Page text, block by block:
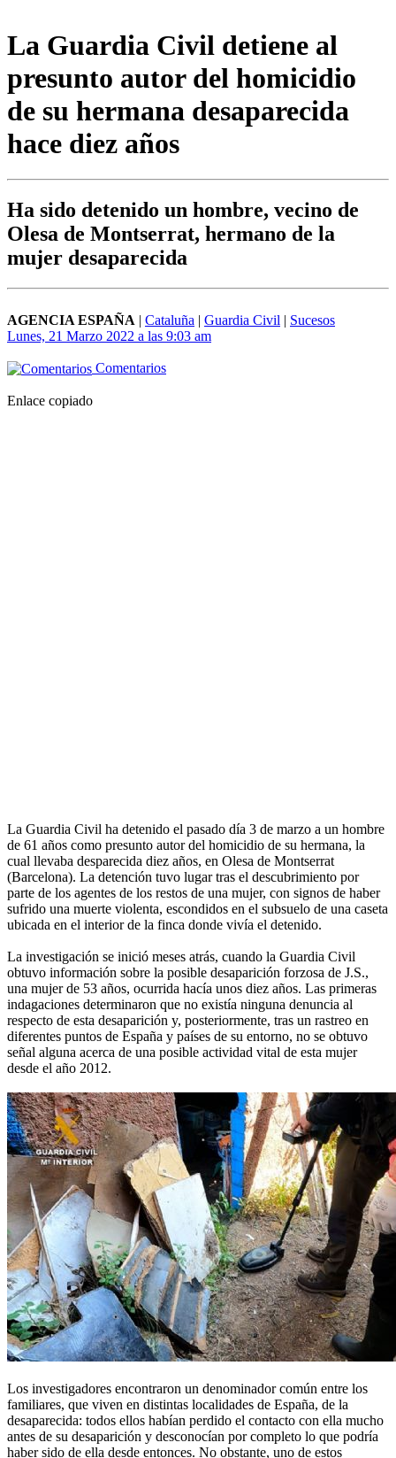
La Guardia Civil detiene al
presunto autor del homicidio
de su hermana desaparecida
hace diez años
Ha sido detenido un hombre, vecino de
Olesa de Montserrat, hermano de la
mujer desaparecida
AGENCIA ESPAÑA | Cataluña | Guardia Civil | Sucesos
Lunes, 21 Marzo 2022 a las 9:03 am
Comentarios
Enlace copiado
La Guardia Civil ha detenido el pasado día 3 de marzo a un hombre
de 61 años como presunto autor del homicidio de su hermana, la
cual llevaba desparecida diez años, en Olesa de Montserrat
(Barcelona). La detención tuvo lugar tras el descubrimiento por
parte de los agentes de los restos de una mujer, con signos de haber
sufrido una muerte violenta, escondidos en el subsuelo de una caseta
ubicada en el interior de la finca donde vivía el detenido.
La investigación se inició meses atrás, cuando la Guardia Civil
obtuvo información sobre la posible desaparición forzosa de J.S.,
una mujer de 53 años, ocurrida hacía unos diez años. Las primeras
indagaciones determinaron que no existía ninguna denuncia al
respecto de esta desaparición y, posteriormente, tras un rastreo en
diferentes puntos de España y países de su entorno, no se obtuvo
señal alguna acerca de una posible actividad vital de esta mujer
desde el año 2012.
Los investigadores encontraron un denominador común entre los
familiares, que viven en distintas localidades de España, de la
desaparecida: todos ellos habían perdido el contacto con ella mucho
antes de su desaparición y desconocían por completo lo que podría
haber sido de ella desde entonces. No obstante, uno de estos